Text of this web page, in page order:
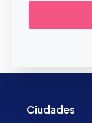
Ciudades